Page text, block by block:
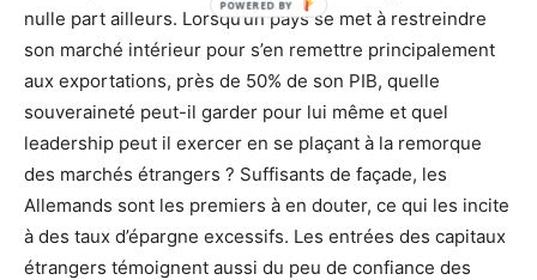
nulle part ailleurs. Lorsqu’un pays se met à restreindre
son marché intérieur pour s’en remettre principalement
aux exportations, près de 50% de son PIB, quelle
souveraineté peut-il garder pour lui même et quel
leadership peut il exercer en se plaçant à la remorque
des marchés étrangers ? Suffisants de façade, les
Allemands sont les premiers à en douter, ce qui les incite
à des taux d’épargne excessifs. Les entrées des capitaux
étrangers témoignent aussi du peu de confiance des